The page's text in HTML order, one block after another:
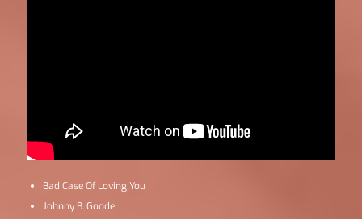
Bad Case Of Loving You
Johnny B. Goode